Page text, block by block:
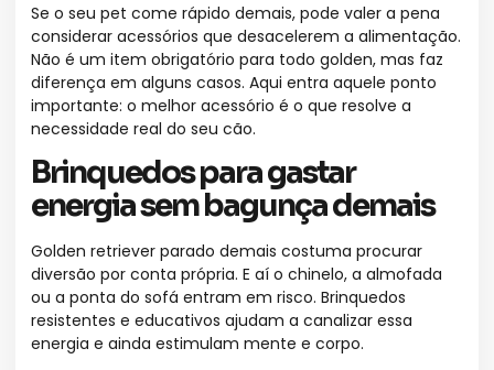
Se o seu pet come rápido demais, pode valer a pena
considerar acessórios que desacelerem a alimentação.
Não é um item obrigatório para todo golden, mas faz
diferença em alguns casos. Aqui entra aquele ponto
importante: o melhor acessório é o que resolve a
necessidade real do seu cão.
Brinquedos para gastar
energia sem bagunça demais
Golden retriever parado demais costuma procurar
diversão por conta própria. E aí o chinelo, a almofada
ou a ponta do sofá entram em risco. Brinquedos
resistentes e educativos ajudam a canalizar essa
energia e ainda estimulam mente e corpo.